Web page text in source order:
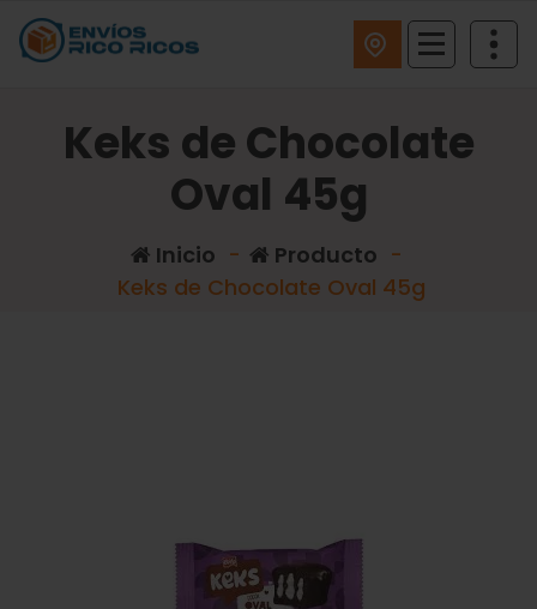
Keks de Chocolate
Oval 45g
Inicio - Producto -
Keks de Chocolate Oval 45g